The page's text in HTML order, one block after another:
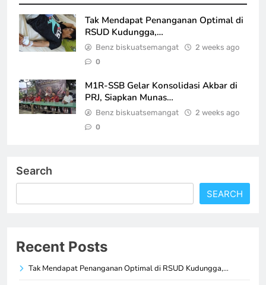
Tak Mendapat Penanganan Optimal di
RSUD Kudungga,…
Benz biskuatsemangat 2 weeks ago
0
M1R-SSB Gelar Konsolidasi Akbar di
PRJ, Siapkan Munas…
Benz biskuatsemangat 2 weeks ago
0
Search
SEARCH
Recent Posts
Tak Mendapat Penanganan Optimal di RSUD Kudungga,…